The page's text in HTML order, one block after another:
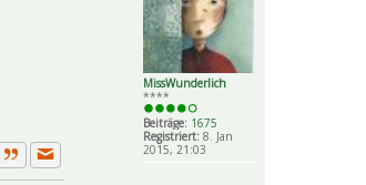
MissWunderlich
****
Beiträge: 1675
Registriert: 8. Jan
2015, 21:03
ZitatPrivate Nachricht senden